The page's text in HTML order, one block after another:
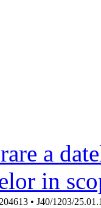
a
in
• J40/1203/